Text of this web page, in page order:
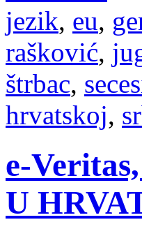
jezik, eu,
rašković,
štrbac,
hrvatskoj,
e-
U